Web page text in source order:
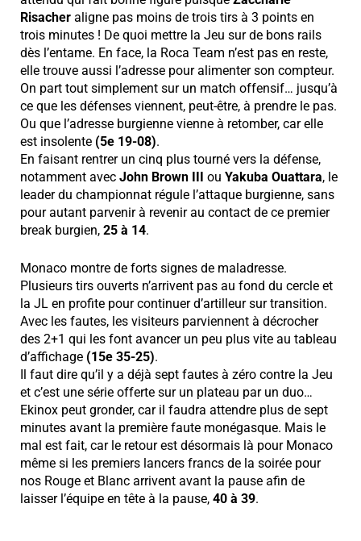
Risacher aligne pas moins de trois tirs à 3 points en
trois minutes ! De quoi mettre la Jeu sur de bons rails
dès l’entame. En face, la Roca Team n’est pas en reste,
elle trouve aussi l’adresse pour alimenter son compteur.
On part tout simplement sur un match offensif… jusqu’à
ce que les défenses viennent, peut-être, à prendre le pas.
Ou que l’adresse burgienne vienne à retomber, car elle
est insolente (5e 19-08).
En faisant rentrer un cinq plus tourné vers la défense,
notamment avec John Brown III ou Yakuba Ouattara, le
leader du championnat régule l’attaque burgienne, sans
pour autant parvenir à revenir au contact de ce premier
break burgien, 25 à 14.
Monaco montre de forts signes de maladresse.
Plusieurs tirs ouverts n’arrivent pas au fond du cercle et
la JL en profite pour continuer d’artilleur sur transition.
Avec les fautes, les visiteurs parviennent à décrocher
des 2+1 qui les font avancer un peu plus vite au tableau
d’affichage (15e 35-25).
Il faut dire qu’il y a déjà sept fautes à zéro contre la Jeu
et c’est une série offerte sur un plateau par un duo…
Ekinox peut gronder, car il faudra attendre plus de sept
minutes avant la première faute monégasque. Mais le
mal est fait, car le retour est désormais là pour Monaco
même si les premiers lancers francs de la soirée pour
nos Rouge et Blanc arrivent avant la pause afin de
laisser l’équipe en tête à la pause, 40 à 39.